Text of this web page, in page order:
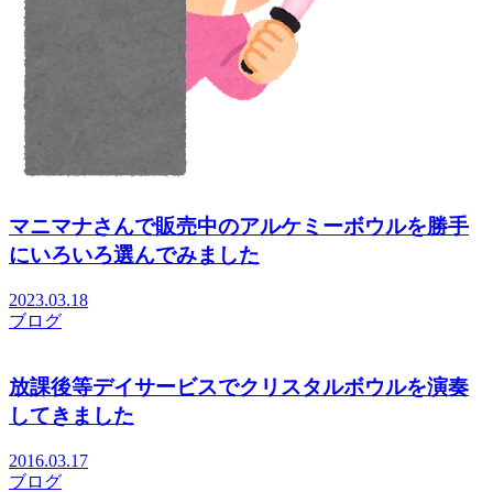
マニマナさんで販売中のアルケミーボウルを勝手
にいろいろ選んでみました
2023.03.18
ブログ
放課後等デイサービスでクリスタルボウルを演奏
してきました
2016.03.17
ブログ